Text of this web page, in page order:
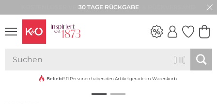
30 TAGE RÜCKGABE
VIBES
Beliebt! 11 Personen haben den Artikel gerade im Warenkorb